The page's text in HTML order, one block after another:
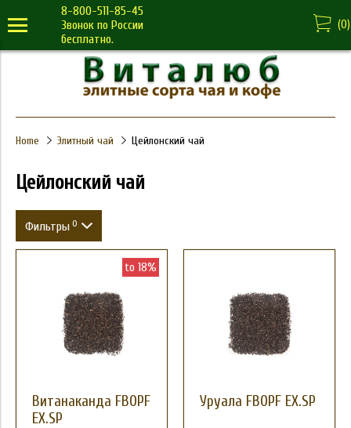
8-800-511-85-45
Звонок по России
бесплатно.
(0)
Home Элитный чай Цейлонский чай
Цейлонский чай
Фильтры 0
to 18%
Витанаканда FBOPF
EX.SP
Уруала FBOPF EX.SP